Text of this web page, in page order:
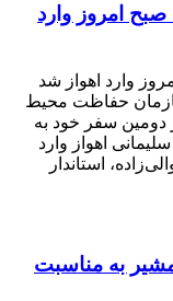
امروز وارد
وارد اهواز شد
حفاظت محیط
۲۰ بهمن ماه در دومین سفر خود به
اهواز وارد
استاندار
رامشیر به مناسبت